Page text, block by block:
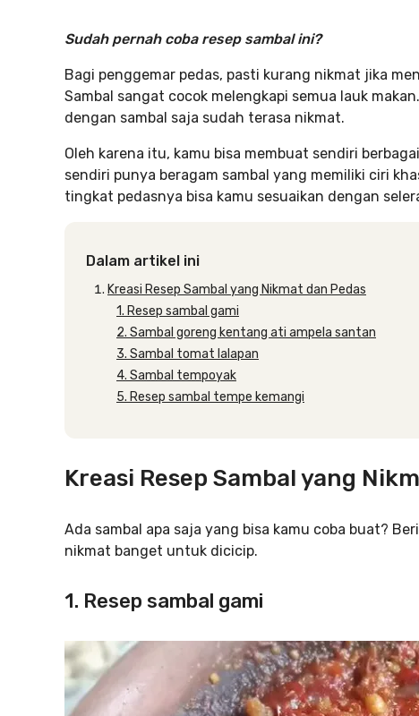
Sudah pernah coba resep sambal ini?
Bagi penggemar pedas, pasti kurang nikmat jika
Sambal sangat cocok melengkapi semua lauk
dengan sambal saja sudah terasa nikmat.
Oleh karena itu, kamu bisa membuat sendiri
sendiri punya beragam sambal yang memiliki ciri
tingkat pedasnya bisa kamu sesuaikan dengan
Dalam artikel ini
Kreasi Resep Sambal yang Nikmat dan Pedas
1. Resep sambal gami
2. Sambal goreng kentang ati ampela santan
3. Sambal tomat lalapan
4. Sambal tempoyak
5. Resep sambal tempe kemangi
Kreasi Resep Sambal yang
Ada sambal apa saja yang bisa kamu coba buat?
nikmat banget untuk dicicip.
1. Resep sambal gami